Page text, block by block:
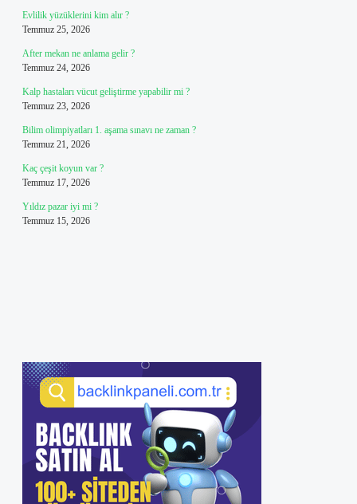
Evlilik yüzüklerini kim alır ?
Temmuz 25, 2026
After mekan ne anlama gelir ?
Temmuz 24, 2026
Kalp hastaları vücut geliştirme yapabilir mi ?
Temmuz 23, 2026
Bilim olimpiyatları 1. aşama sınavı ne zaman ?
Temmuz 21, 2026
Kaç çeşit koyun var ?
Temmuz 17, 2026
Yıldız pazar iyi mi ?
Temmuz 15, 2026